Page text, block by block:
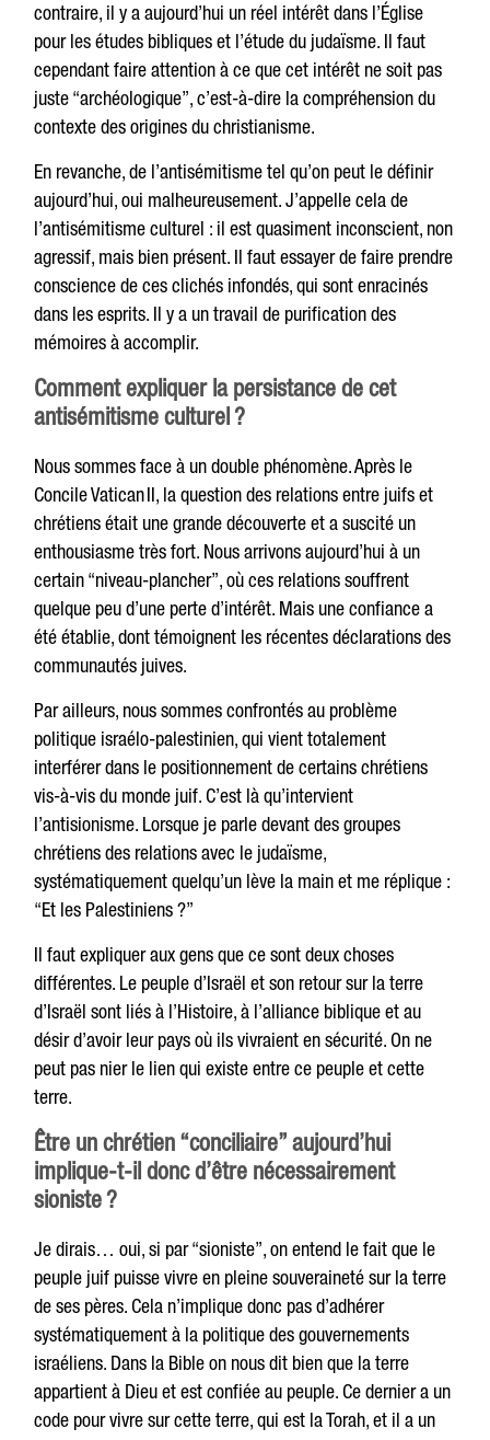
contraire, il y a aujourd’hui un réel intérêt dans l’Église
pour les études bibliques et l’étude du judaïsme. Il faut
cependant faire attention à ce que cet intérêt ne soit pas
juste “archéologique”, c’est-à-dire la compréhension du
contexte des origines du christianisme.
En revanche, de l’antisémitisme tel qu’on peut le définir
aujourd’hui, oui malheureusement. J’appelle cela de
l’antisémitisme culturel : il est quasiment inconscient, non
agressif, mais bien présent. Il faut essayer de faire prendre
conscience de ces clichés infondés, qui sont enracinés
dans les esprits. Il y a un travail de purification des
mémoires à accomplir.
Comment expliquer la persistance de cet
antisémitisme culturel ?
Nous sommes face à un double phénomène. Après le
Concile Vatican II, la question des relations entre juifs et
chrétiens était une grande découverte et a suscité un
enthousiasme très fort. Nous arrivons aujourd’hui à un
certain “niveau-plancher”, où ces relations souffrent
quelque peu d’une perte d’intérêt. Mais une confiance a
été établie, dont témoignent les récentes déclarations des
communautés juives.
Par ailleurs, nous sommes confrontés au problème
politique israélo-palestinien, qui vient totalement
interférer dans le positionnement de certains chrétiens
vis-à-vis du monde juif. C’est là qu’intervient
l’antisionisme. Lorsque je parle devant des groupes
chrétiens des relations avec le judaïsme,
systématiquement quelqu’un lève la main et me réplique :
“Et les Palestiniens ?”
Il faut expliquer aux gens que ce sont deux choses
différentes. Le peuple d’Israël et son retour sur la terre
d’Israël sont liés à l’Histoire, à l’alliance biblique et au
désir d’avoir leur pays où ils vivraient en sécurité. On ne
peut pas nier le lien qui existe entre ce peuple et cette
terre.
Être un chrétien “conciliaire” aujourd’hui
implique-t-il donc d’être nécessairement
sioniste ?
Je dirais… oui, si par “sioniste”, on entend le fait que le
peuple juif puisse vivre en pleine souveraineté sur la terre
de ses pères. Cela n’implique donc pas d’adhérer
systématiquement à la politique des gouvernements
israéliens. Dans la Bible on nous dit bien que la terre
appartient à Dieu et est confiée au peuple. Ce dernier a un
code pour vivre sur cette terre, qui est la Torah, et il a un